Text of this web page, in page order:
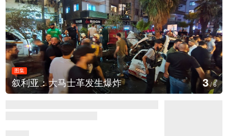
发生爆炸
图集
云南弥勒：欢庆
4/6